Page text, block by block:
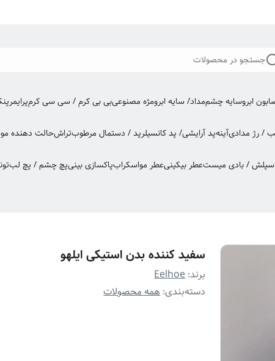
جستجو در محصولات
ابروسایه چشممداد/ سایه ابرومژه مصنوعیبی بی کرم / سی سی کرمپرایمر
/ رژ مدادیآینهپد آرایشی/ پد کانسیلرپد / دستمال مرطوبتراشحالت دهنده مو
/ بادی میستعطر بیکینیعطر مواسکرابپاکسازی بینیپچ چشم / پچ لب
سفید کننده بدن استیکی ایلهو
برند:Eelhoe
دسته‌بندی:همه محصولات